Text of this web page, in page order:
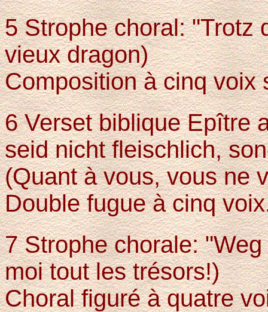
5 Strophe choral: "Trotz
vieux dragon)
Composition à cinq voix
6 Verset biblique Epître
seid nicht fleischlich,
(Quant à vous, vous ne
Double fugue à cinq
7 Strophe chorale:
moi tout les trésors!)
Choral figuré à quatre